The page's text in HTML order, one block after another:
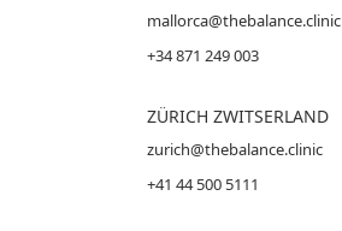
mallorca@thebalance.clinic
+34 871 249 003
ZÜRICH ZWITSERLAND
zurich@thebalance.clinic
+41 44 500 5111